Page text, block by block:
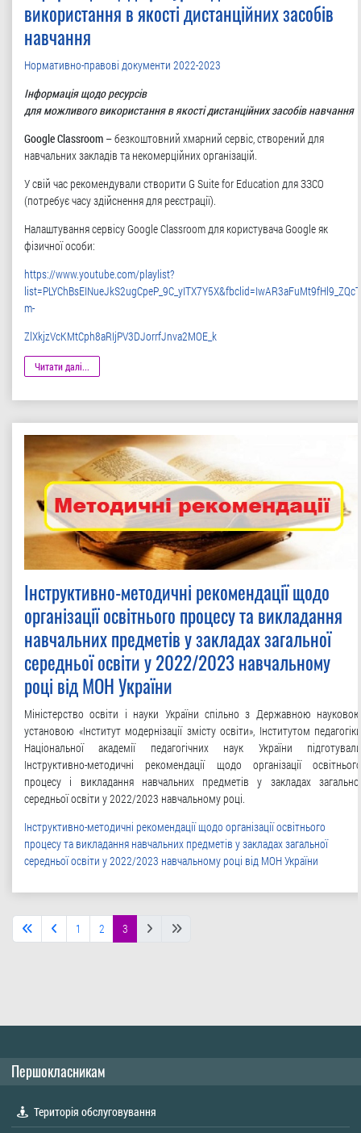
використання в якості дистанційних засобів
навчання
Нормативно-правові документи 2022-2023
Інформація щодо ресурсів
для можливого використання в якості дистанційних засобів навчання
Google Classroom – безкоштовний хмарний сервіс, створений для
навчальних закладів та некомерційних організацій.
У свій час рекомендували створити G Suite for Education для ЗЗСО
(потребує часу здійснення для реєстрації).
Налаштування сервісу Google Classroom для користувача Google як
фізичної особи:
https://www.youtube.com/playlist?
list=PLYChBsEINueJkS2ugCpeP_9C_yITX7Y5X&fbclid=IwAR3aFuMt9fHl9_ZQcT-
m-
ZlXkjzVcKMtCph8aRIjPV3DJorrfJnva2MOE_k
Читати далі...
Інструктивно-методичні рекомендації щодо
організації освітнього процесу та викладання
навчальних предметів у закладах загальної
середньої освіти у 2022/2023 навчальному
році від МОН України
Міністерство освіти і науки України спільно з Державною науковою
установою «Інститут модернізації змісту освіти», Інститутом педагогіки
Національної академії педагогічних наук України підготували
Інструктивно-методичні рекомендації щодо організації освітнього
процесу і викладання навчальних предметів у закладах загальної
середньої освіти у 2022/2023 навчальному році.
Інструктивно-методичні рекомендації щодо організації освітнього
процесу та викладання навчальних предметів у закладах загальної
середньої освіти у 2022/2023 навчальному році від МОН України
1 2 3
Першокласникам
Територія обслуговування